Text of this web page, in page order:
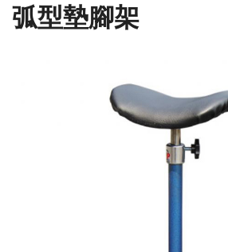
弧型墊腳架